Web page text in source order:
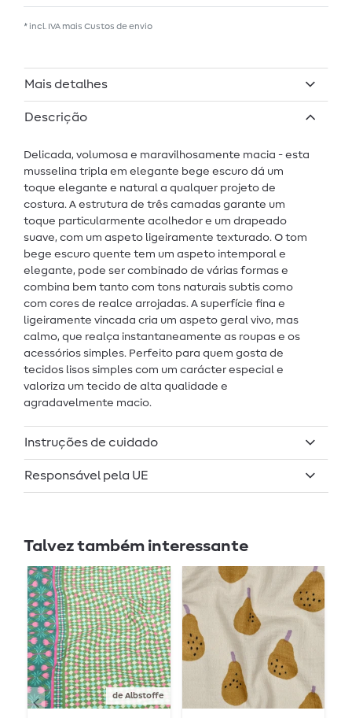
* incl. IVA mais Custos de envio
Mais detalhes
Descrição
Delicada, volumosa e maravilhosamente macia - esta
musselina tripla em elegante bege escuro dá um
toque elegante e natural a qualquer projeto de
costura. A estrutura de três camadas garante um
toque particularmente acolhedor e um drapeado
suave, com um aspeto ligeiramente texturado. O tom
bege escuro quente tem um aspeto intemporal e
elegante, pode ser combinado de várias formas e
combina bem tanto com tons naturais subtis como
com cores de realce arrojadas. A superfície fina e
ligeiramente vincada cria um aspeto geral vivo, mas
calmo, que realça instantaneamente as roupas e os
acessórios simples. Perfeito para quem gosta de
tecidos lisos simples com um carácter especial e
valoriza um tecido de alta qualidade e
agradavelmente macio.
Instruções de cuidado
Responsável pela UE
Talvez também interessante
de Albstoffe